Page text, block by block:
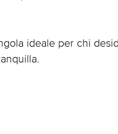
ideale per chi